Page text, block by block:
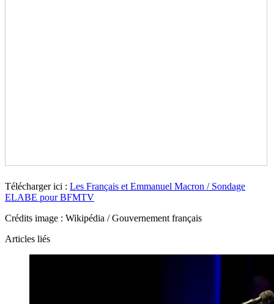
Télécharger ici : Les Français et Emmanuel Macron / Sondage
ELABE pour BFMTV
Crédits image : Wikipédia / Gouvernement français
Articles liés